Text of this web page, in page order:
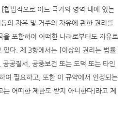
법적으로 어느 국가의 영역 내에 있는
의 자유 및 거주의 자유에 관한 권리를
포함하여 어떠한 나라로부터도 자유로
있다. 제 3항에서는 [이상의 권리는 법률
공질서, 공중보건 또는 도덕 또는 타인
여 필요하고, 또한 이 규약에서 인정되는
어떠한 제한도 받지 아니한다]라고 제